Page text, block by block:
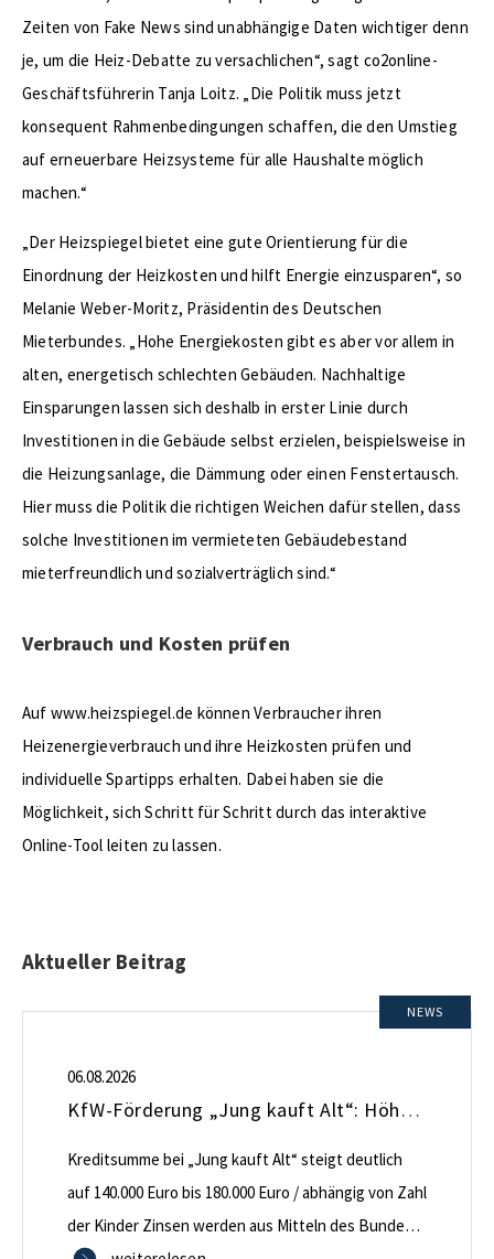
Zeiten von Fake News sind unabhängige Daten wichtiger denn
je, um die Heiz-Debatte zu versachlichen“, sagt co2online-
Geschäftsführerin Tanja Loitz. „Die Politik muss jetzt
konsequent Rahmenbedingungen schaffen, die den Umstieg
auf erneuerbare Heizsysteme für alle Haushalte möglich
machen.“
„Der Heizspiegel bietet eine gute Orientierung für die
Einordnung der Heizkosten und hilft Energie einzusparen“, so
Melanie Weber-Moritz, Präsidentin des Deutschen
Mieterbundes. „Hohe Energiekosten gibt es aber vor allem in
alten, energetisch schlechten Gebäuden. Nachhaltige
Einsparungen lassen sich deshalb in erster Linie durch
Investitionen in die Gebäude selbst erzielen, beispielsweise in
die Heizungsanlage, die Dämmung oder einen Fenstertausch.
Hier muss die Politik die richtigen Weichen dafür stellen, dass
solche Investitionen im vermieteten Gebäudebestand
mieterfreundlich und sozialverträglich sind.“
Verbrauch und Kosten prüfen
Auf www.heizspiegel.de können Verbraucher ihren
Heizenergieverbrauch und ihre Heizkosten prüfen und
individuelle Spartipps erhalten. Dabei haben sie die
Möglichkeit, sich Schritt für Schritt durch das interaktive
Online-Tool leiten zu lassen.
Aktueller Beitrag
NEWS
06.08.2026
KfW-Förderung „Jung kauft Alt“: Höhere Kredite ab August 2026
Kreditsumme bei „Jung kauft Alt“ steigt deutlich
auf 140.000 Euro bis 180.000 Euro / abhängig von Zahl
der Kinder Zinsen werden aus Mitteln des Bundes